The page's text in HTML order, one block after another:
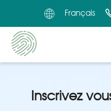
Français
Inscrivez